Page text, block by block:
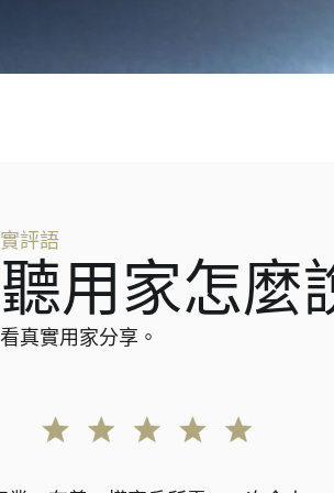
評語
用家怎麼
真實用家分享。